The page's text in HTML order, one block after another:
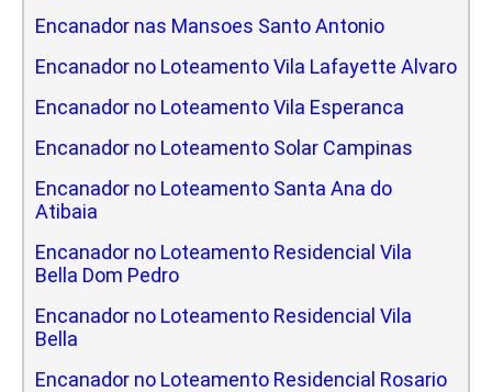
Encanador nas Mansoes Santo Antonio
Encanador no Loteamento Vila Lafayette Alvaro
Encanador no Loteamento Vila Esperanca
Encanador no Loteamento Solar Campinas
Encanador no Loteamento Santa Ana do
Atibaia
Encanador no Loteamento Residencial Vila
Bella Dom Pedro
Encanador no Loteamento Residencial Vila
Bella
Encanador no Loteamento Residencial Rosario